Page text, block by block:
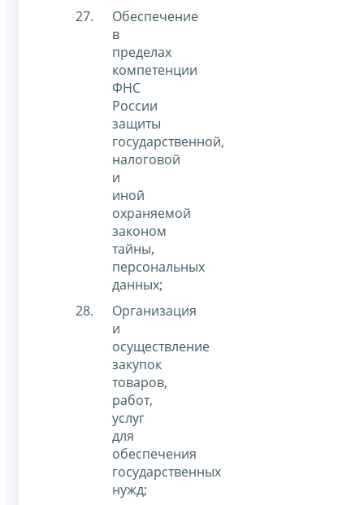
Обеспечение
в
пределах
компетенции
ФНС
России
защиты
государственной,
налоговой
и
иной
охраняемой
законом
тайны,
персональных
данных;
Организация
и
осуществление
закупок
товаров,
работ,
услуг
для
обеспечения
государственных
нужд;